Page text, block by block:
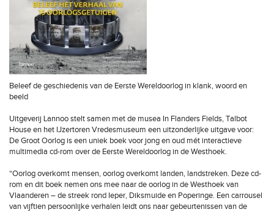
Beleef de geschiedenis van de Eerste Wereldoorlog in klank, woord en
beeld
Uitgeverij Lannoo stelt samen met de musea In Flanders Fields, Talbot
House en het IJzertoren Vredesmuseum een uitzonderlijke uitgave voor:
De Groot Oorlog is een uniek boek voor jong en oud mét interactieve
multimedia cd-rom over de Eerste Wereldoorlog in de Westhoek.
“Oorlog overkomt mensen, oorlog overkomt landen, landstreken. Deze cd-
rom en dit boek nemen ons mee naar de oorlog in de Westhoek van
Vlaanderen – de streek rond Ieper, Diksmuide en Poperinge. Een carrousel
van vijftien persoonlijke verhalen leidt ons naar gebeurtenissen van de